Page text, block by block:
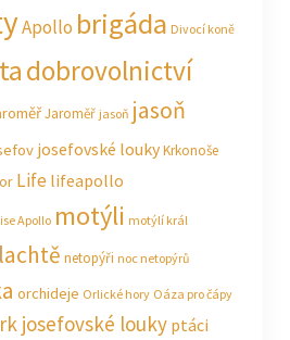
Apollo brigáda Divocí koně
dobrovolnictví
Jaroměř jasoň jasoň
josefovské loukyKrkonoše
Life lifeapollo
Apollo motýli motýlí král
netopýři noc netopýrů
orchideje Orlické hory Oáza pro čápy
josefovské louky ptáci